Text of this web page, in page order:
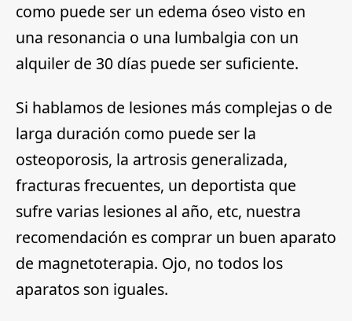
como puede ser un edema óseo visto en
una resonancia o una lumbalgia con un
alquiler de 30 días puede ser suficiente.
Si hablamos de lesiones más complejas o de
larga duración como puede ser la
osteoporosis, la artrosis generalizada,
fracturas frecuentes, un deportista que
sufre varias lesiones al año, etc, nuestra
recomendación es comprar un buen aparato
de magnetoterapia. Ojo, no todos los
aparatos son iguales.